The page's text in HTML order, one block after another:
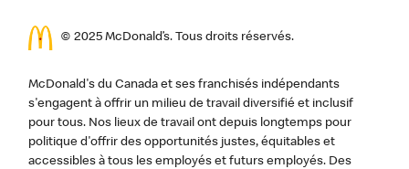
© 2025 McDonald’s. Tous droits réservés.
McDonald's du Canada et ses franchisés indépendants
s'engagent à offrir un milieu de travail diversifié et inclusif
pour tous. Nos lieux de travail ont depuis longtemps pour
politique d'offrir des opportunités justes, équitables et
accessibles à tous les employés et futurs employés. Des